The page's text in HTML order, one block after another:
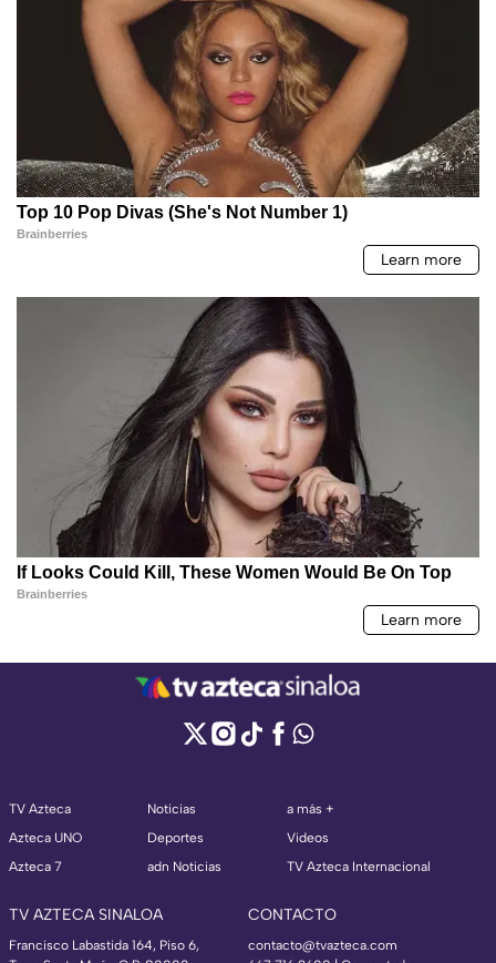
TV Azteca
Azteca UNO
Azteca 7
Noticias
Deportes
adn Noticias
a más +
Videos
TV Azteca Internacional
TV AZTECA SINALOA
Francisco Labastida 164, Piso 6,
CONTACTO
contacto@tvazteca.com